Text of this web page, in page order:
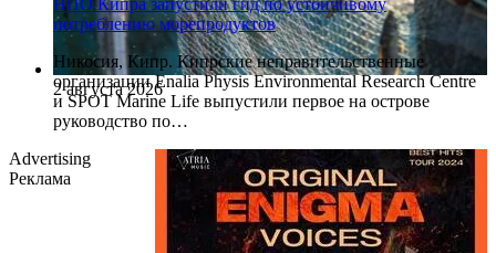
2 августа 2026
НПО Кипра запустили гид по устойчивому
потреблению морепродуктов
Никосия, Кипр. Кипрские неправительственные
организации Enalia Physis Environmental Research Centre
и SPOT Marine Life выпустили первое на острове
руководство по…
Advertising
Реклама